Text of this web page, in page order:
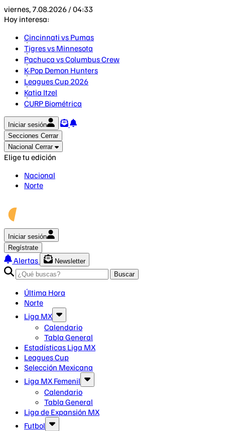
viernes, 7.08.2026 / 04:33
Hoy interesa:
Cincinnati vs Pumas
Tigres vs Minnesota
Pachuca vs Columbus Crew
K-Pop Demon Hunters
Leagues Cup 2026
Katia Itzel
CURP Biométrica
Iniciar sesión
Secciones Cerrar
Nacional Cerrar
Elige tu edición
Nacional
Norte
Iniciar sesión
Regístrate
Alertas
Newsletter
Buscar
Última Hora
Norte
Liga MX
Calendario
Tabla General
Estadísticas Liga MX
Leagues Cup
Selección Mexicana
Liga MX Femenil
Calendario
Tabla General
Liga de Expansión MX
Futbol